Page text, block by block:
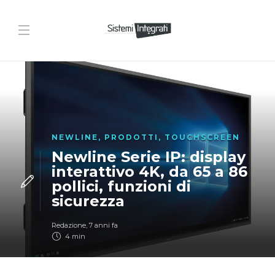
NEWLINE , PRODOTTI , TOUCHSCREEN
Newline Serie IP: display
interattivo 4K, da 65 a 86
pollici, funzioni di
sicurezza
Redazione, 7 anni fa
4 min